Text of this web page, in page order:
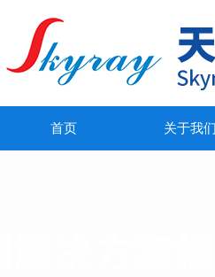
首页 关于我们